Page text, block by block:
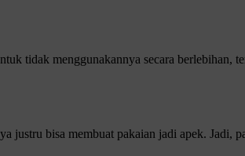
tidak menggunakannya secara berlebihan,
justru bisa membuat pakaian jadi apek. Jadi,